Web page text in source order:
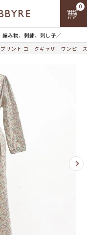
編み物、刺繍、刺し子／
0
プリント ヨークギャザーワンピー